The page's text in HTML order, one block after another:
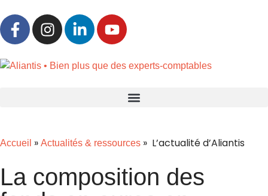
Accueil » Actualités & ressources » L’actualité d’Aliantis
La composition des